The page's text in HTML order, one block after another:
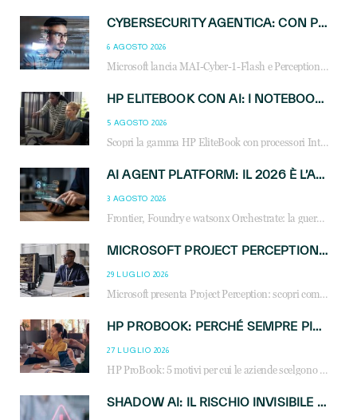
CYBERSECURITY AGENTICA: CON PERCEPTION E MAI-CYBER-1-FLASH MICROSOFT APRE NUOVI SERVIZI PER IL CANALE
6 AGOSTO 2026
Microsoft lancia MAI-Cyber-1-Flash e Perception: cybersecurity agentica in preview dal 3 novembre. Cosa cambia per MSP, system integrator e reseller.
HP ELITEBOOK CON AI: I NOTEBOOK BUSINESS INTELLIGENTI CHE TRASFORMANO PRODUTTIVITÀ, SICUREZZA E LAVORO IBRIDO
5 AGOSTO 2026
Scopri la gamma HP EliteBook con processori Intel® Core™ Ultra e AMD Ryzen™ AI. Notebook business progettati per aumentare la produttività, migliorare la collaborazione e garantire sicurezza avanzata in ufficio e in mobilità.
AI AGENT PLATFORM: IL 2026 È L’ANNO DEL «SISTEMA OPERATIVO» PER GLI AGENTI AZIENDALI
3 AGOSTO 2026
Frontier, Foundry e watsonx Orchestrate: la guerra delle piattaforme AI agent ridisegna il mercato IT. Cosa cambia per reseller, MSP e system integrator.
MICROSOFT PROJECT PERCEPTION: COME GLI AGENTI AI CAMBIERANNO SOC, CYBERSECURITY E SERVIZI MSP
29 LUGLIO 2026
Microsoft presenta Project Perception: scopri come gli agenti AI possono trasformare cybersecurity, SOC e servizi gestiti degli MSP.
HP PROBOOK: PERCHÉ SEMPRE PIÙ AZIENDE SCELGONO NOTEBOOK PROGETTATI PER IL LAVORO MODERNO
27 LUGLIO 2026
HP ProBook: 5 motivi per cui le aziende scelgono i notebook business HP per migliorare produttività, sicurezza e gestione dell’AI.
SHADOW AI: IL RISCHIO INVISIBILE CHE LE AZIENDE POSSONO GOVERNARE